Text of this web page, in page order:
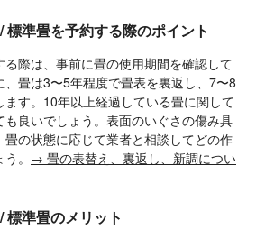
標準畳を予約する際のポイント
際は、事前に畳の使用期間を確認して
畳は3〜5年程度で畳表を裏返し、7〜8
す。10年以上経過している畳に関して
良いでしょう。表面のいぐさの傷み具
の状態に応じて業者と相談してどの作
。 → 畳の表替え、裏返し、新調につい
標準畳のメリット